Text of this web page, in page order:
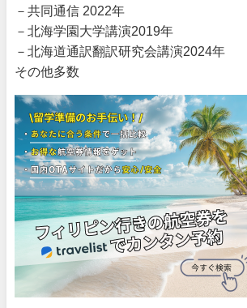
－共同通信 2022年
－北海学園大学講演2019年
－北海道通訳翻訳研究会講演2024年
その他多数